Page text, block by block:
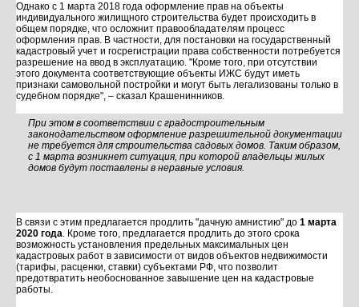
Однако с 1 марта 2018 года оформление прав на объекты
индивидуального жилищного строительства будет происходить в
общем порядке, что осложнит правообладателям процесс
оформления прав. В частности, для постановки на государственный
кадастровый учет и госрегистрации права собственности потребуется
разрешение на ввод в эксплуатацию. "Кроме того, при отсутствии
этого документа соответствующие объекты ИЖС будут иметь
признаки самовольной постройки и могут быть легализованы только в
судебном порядке", – сказал Крашенинников.
При этом в соответствии с градостроительным
законодательством оформление разрешительной документации
не требуется для строительства садовых домов. Таким образом,
с 1 марта возникнет ситуация, при которой владельцы жилых
домов будут поставлены в неравные условия.
В связи с этим предлагается продлить "дачную амнистию" до 1 марта
2020 года. Кроме того, предлагается продлить до этого срока
возможность установления предельных максимальных цен
кадастровых работ в зависимости от видов объектов недвижимости
(тарифы, расценки, ставки) субъектами РФ, что позволит
предотвратить необоснованное завышение цен на кадастровые
работы.